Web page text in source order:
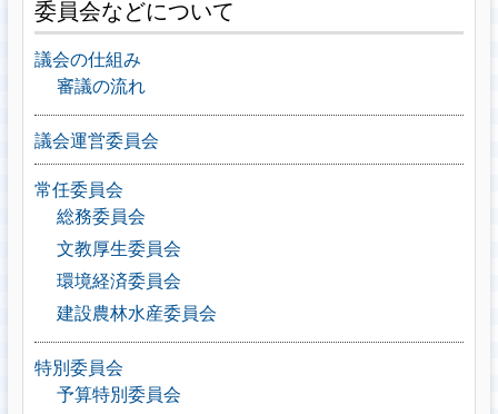
委員会などについて
議会の仕組み
審議の流れ
議会運営委員会
常任委員会
総務委員会
文教厚生委員会
環境経済委員会
建設農林水産委員会
特別委員会
予算特別委員会